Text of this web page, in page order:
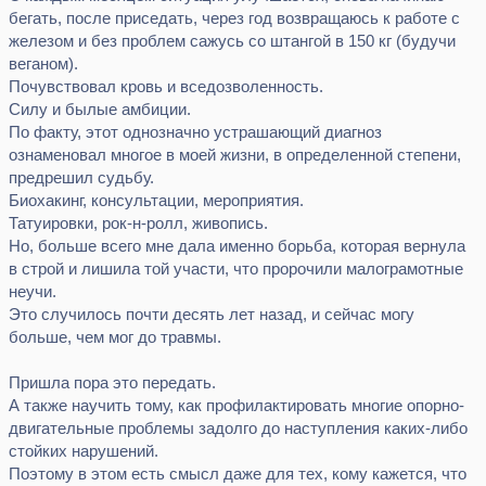
бегать, после приседать, через год возвращаюсь к работе с
железом и без проблем сажусь со штангой в 150 кг (будучи
веганом).
Почувствовал кровь и вседозволенность.
Силу и былые амбиции.
По факту, этот однозначно устрашающий диагноз
ознаменовал многое в моей жизни, в определенной степени,
предрешил судьбу.
Биохакинг, консультации, мероприятия.
Татуировки, рок-н-ролл, живопись.
Но, больше всего мне дала именно борьба, которая вернула
в строй и лишила той участи, что пророчили малограмотные
неучи.
Это случилось почти десять лет назад, и сейчас могу
больше, чем мог до травмы.
Пришла пора это передать.
А также научить тому, как профилактировать многие опорно-
двигательные проблемы задолго до наступления каких-либо
стойких нарушений.
Поэтому в этом есть смысл даже для тех, кому кажется, что